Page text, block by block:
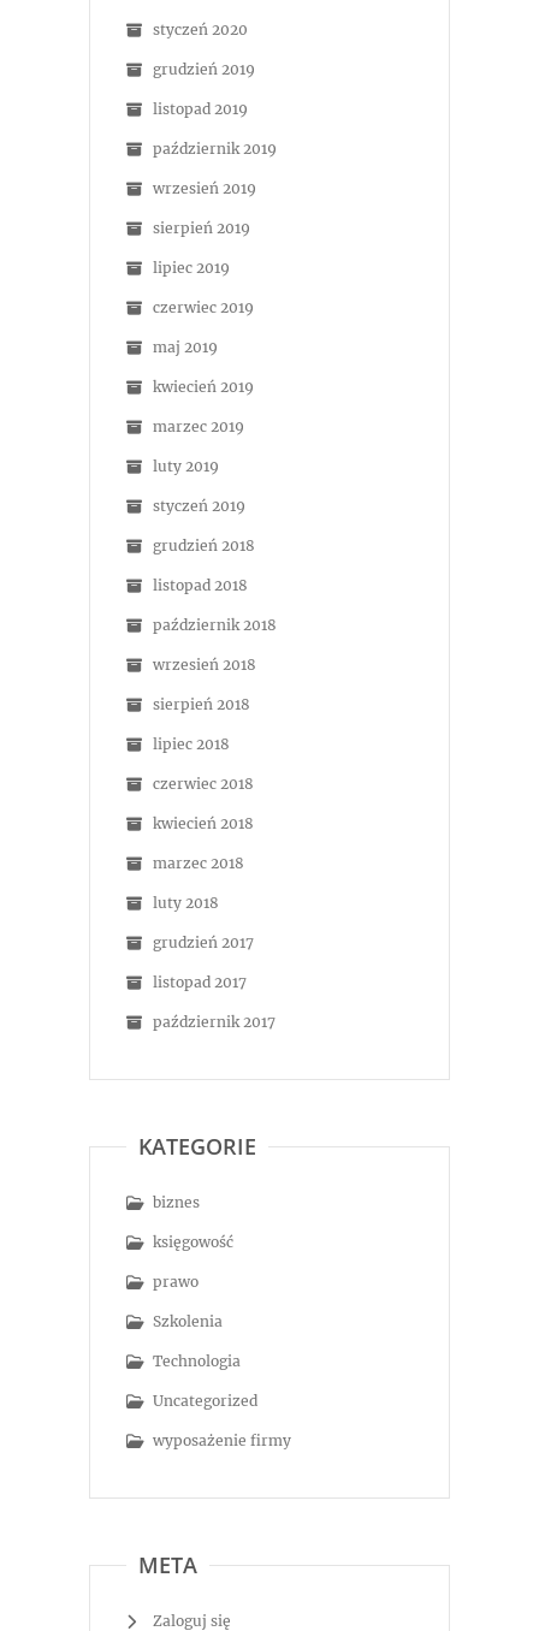
styczeń 2020
grudzień 2019
listopad 2019
październik 2019
wrzesień 2019
sierpień 2019
lipiec 2019
czerwiec 2019
maj 2019
kwiecień 2019
marzec 2019
luty 2019
styczeń 2019
grudzień 2018
listopad 2018
październik 2018
wrzesień 2018
sierpień 2018
lipiec 2018
czerwiec 2018
kwiecień 2018
marzec 2018
luty 2018
grudzień 2017
listopad 2017
październik 2017
KATEGORIE
biznes
księgowość
prawo
Szkolenia
Technologia
Uncategorized
wyposażenie firmy
META
Zaloguj się